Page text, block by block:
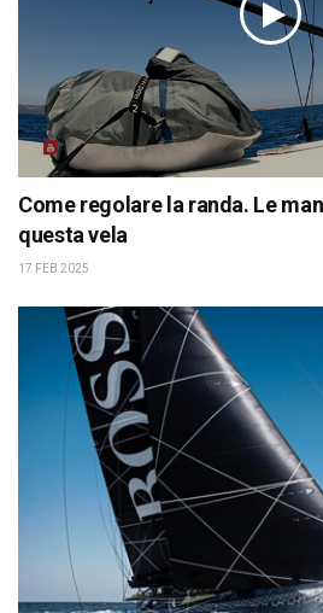
Come regolare la randa. Le
questa vela
17 FEB 2025